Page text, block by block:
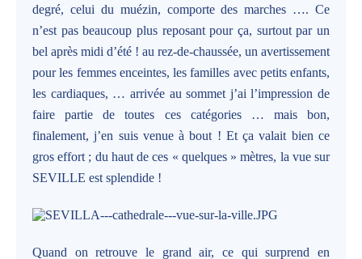
degré, celui du muézin, comporte des marches …. Ce
n’est pas beaucoup plus reposant pour ça, surtout par un
bel après midi d’été ! au rez-de-chaussée, un avertissement
pour les femmes enceintes, les familles avec petits enfants,
les cardiaques, … arrivée au sommet j’ai l’impression de
faire partie de toutes ces catégories … mais bon,
finalement, j’en suis venue à bout ! Et ça valait bien ce
gros effort ; du haut de ces « quelques » mètres, la vue sur
SEVILLE est splendide !
Quand on retrouve le grand air, ce qui surprend en